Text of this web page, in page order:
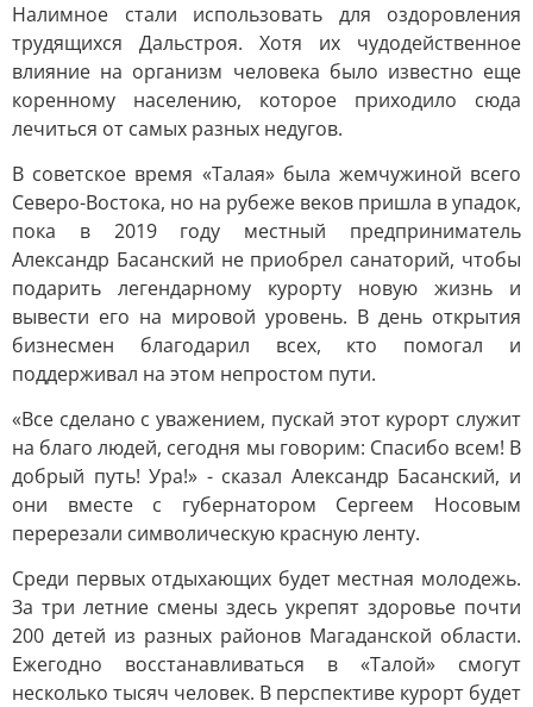
Налимное стали использовать для оздоровления
трудящихся Дальстроя. Хотя их чудодейственное
влияние на организм человека было известно еще
коренному населению, которое приходило сюда
лечиться от самых разных недугов.
В советское время «Талая» была жемчужиной всего
Северо-Востока, но на рубеже веков пришла в упадок,
пока в 2019 году местный предприниматель
Александр Басанский не приобрел санаторий, чтобы
подарить легендарному курорту новую жизнь и
вывести его на мировой уровень. В день открытия
бизнесмен благодарил всех, кто помогал и
поддерживал на этом непростом пути.
«Все сделано с уважением, пускай этот курорт служит
на благо людей, сегодня мы говорим: Спасибо всем! В
добрый путь! Ура!» - сказал Александр Басанский, и
они вместе с губернатором Сергеем Носовым
перерезали символическую красную ленту.
Среди первых отдыхающих будет местная молодежь.
За три летние смены здесь укрепят здоровье почти
200 детей из разных районов Магаданской области.
Ежегодно восстанавливаться в «Талой» смогут
несколько тысяч человек. В перспективе курорт будет